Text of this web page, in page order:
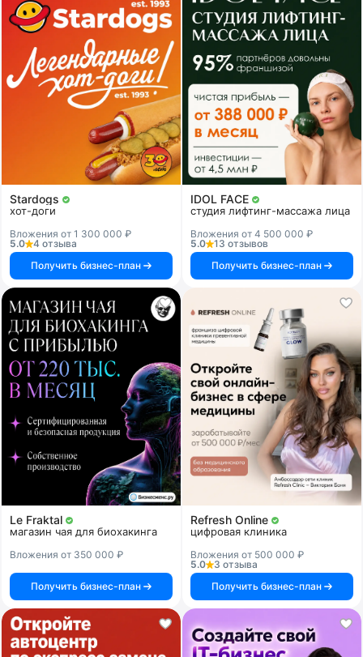
Stardogs
хот-доги
Вложения от 1 300 000 ₽
5.0
4 отзыва
Получить бизнес-план
IDOL FACE
студия лифтинг-массажа лица
Вложения от 4 500 000 ₽
5.0
13 отзывов
Получить бизнес-план
Le Fraktal
магазин чая для биохакинга
Вложения от 350 000 ₽
Получить бизнес-план
Refresh Online
цифровая клиника
Вложения от 500 000 ₽
5.0
3 отзыва
Получить бизнес-план